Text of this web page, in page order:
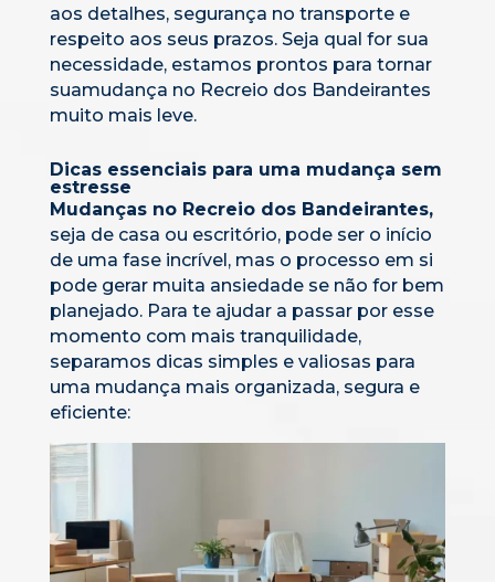
aos detalhes, segurança no transporte e
respeito aos seus prazos. Seja qual for sua
necessidade, estamos prontos para tornar
suamudança no Recreio dos Bandeirantes
muito mais leve.
Dicas essenciais para uma mudança sem
estresse
Mudanças no Recreio dos Bandeirantes,
seja de casa ou escritório, pode ser o início
de uma fase incrível, mas o processo em si
pode gerar muita ansiedade se não for bem
planejado. Para te ajudar a passar por esse
momento com mais tranquilidade,
separamos dicas simples e valiosas para
uma mudança mais organizada, segura e
eficiente: